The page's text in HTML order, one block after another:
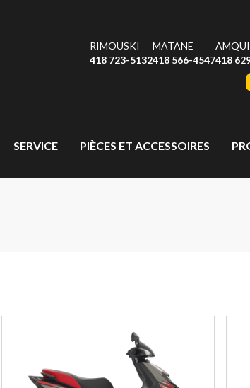
RIMOUSKI
418 723-5132
MATANE
418 566-4547
AMQUI
418
SERVICE PIÈCES ET ACCESSOIRES